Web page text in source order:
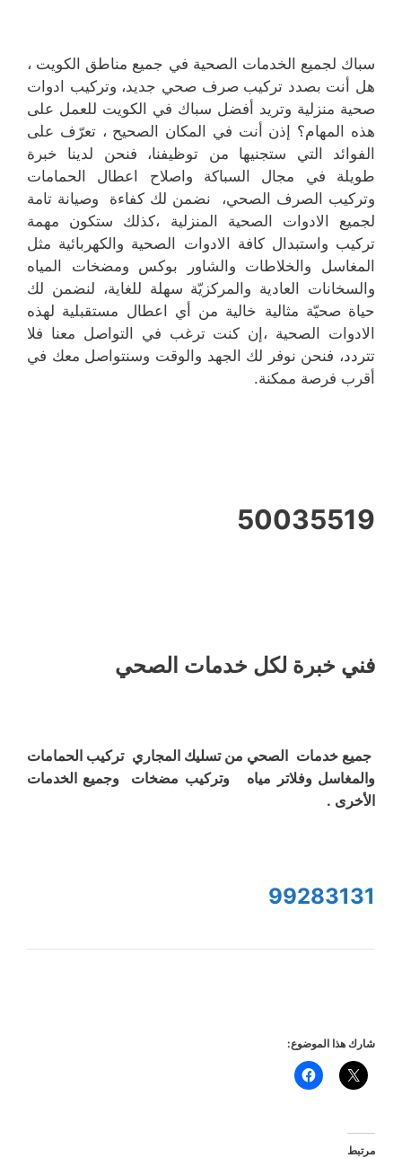
سباك لجميع الخدمات الصحية في جميع مناطق الكويت ،
هل أنت بصدد تركيب صرف صحي جديد، وتركيب ادوات
صحية منزلية وتريد أفضل سباك في الكويت للعمل على
هذه المهام؟ إذن أنت في المكان الصحيح ، تعرّف على
الفوائد التي ستجنيها من توظيفنا، فنحن لدينا خبرة
طويلة في مجال السباكة واصلاح اعطال الحمامات
وتركيب الصرف الصحي، نضمن لك كفاءة وصيانة تامة
لجميع الادوات الصحية المنزلية ،كذلك ستكون مهمة
تركيب واستبدال كافة الادوات الصحية والكهربائية مثل
المغاسل والخلاطات والشاور بوكس ومضخات المياه
والسخانات العادية والمركزيّة سهلة للغاية، لنضمن لك
حياة صحيّة مثالية خالية من أي اعطال مستقبلية لهذه
الادوات الصحية ،إن كنت ترغب في التواصل معنا فلا
تتردد، فنحن نوفر لك الجهد والوقت وسنتواصل معك في
أقرب فرصة ممكنة.
50035519
فني خبرة لكل خدمات الصحي
جميع خدمات الصحي من تسليك المجاري تركيب الحمامات
والمغاسل وفلاتر مياه وتركيب مضخات وجميع الخدمات
الأخرى .
99283131
شارك هذا الموضوع:
مرتبط